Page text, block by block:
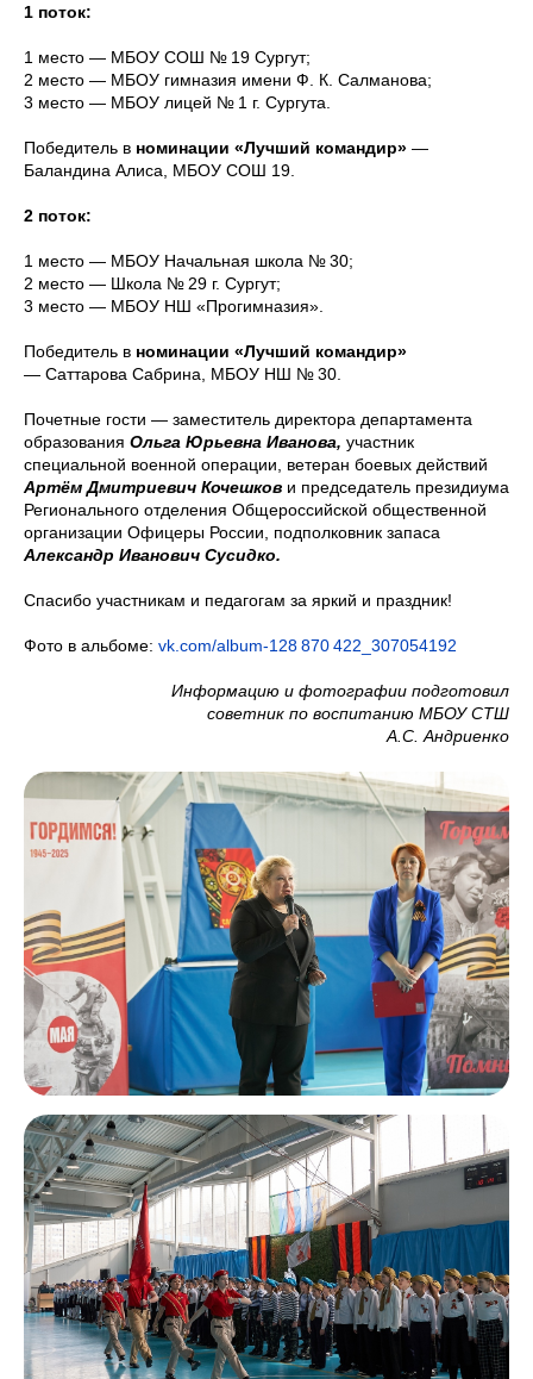
1 поток:
1 место — МБОУ СОШ № 19 Сургут;
2 место — МБОУ гимназия имени Ф. К. Салманова;
3 место — МБОУ лицей № 1 г. Сургута.
Победитель в номинации «Лучший командир» —
Баландина Алиса, МБОУ СОШ 19.
2 поток:
1 место — МБОУ Начальная школа № 30;
2 место — Школа № 29 г. Сургут;
3 место — МБОУ НШ «Прогимназия».
Победитель в номинации «Лучший командир»
— Саттарова Сабрина, МБОУ НШ № 30.
Почетные гости — заместитель директора департамента
образования Ольга Юрьевна Иванова, участник
специальной военной операции, ветеран боевых действий
Артём Дмитриевич Кочешков и председатель президиума
Регионального отделения Общероссийской общественной
организации Офицеры России, подполковник запаса
Александр Иванович Сусидко.
Спасибо участникам и педагогам за яркий и праздник!
Фото в альбоме: vk.com/album-128 870 422_307054192
Информацию и фотографии подготовил
советник по воспитанию МБОУ СТШ
А.С. Андриенко